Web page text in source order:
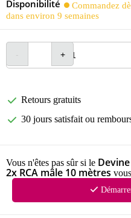
Disponibilité
Commandez
dans environ 9 semaines
Retours gratuits
30 jours satisfait ou
Vous n'êtes pas sûr si le
2x RCA mâle 10 mètres